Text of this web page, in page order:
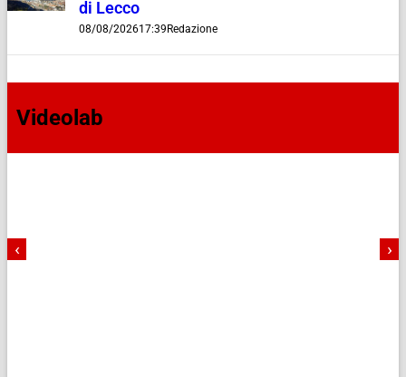
di Lecco
08/08/202617:39 Redazione
Videolab
‹ ›